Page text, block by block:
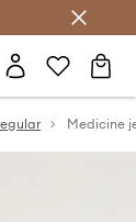
Medicine